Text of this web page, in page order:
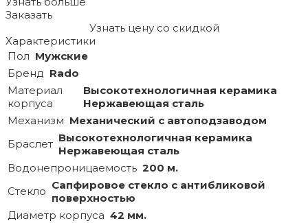
Заказать
Узнать цену со скидкой
Характеристики
Пол Мужские
Бренд Rado
Материал
корпуса
Высокотехнологичная керамика
Нержавеющая сталь
Механизм Механический с автоподзаводом
Браслет Высокотехнологичная керамика
Нержавеющая сталь
Водонепроницаемость 200 м.
Стекло Сапфировое стекло с антибликовой
поверхностью
Диаметр корпуса 42 мм.